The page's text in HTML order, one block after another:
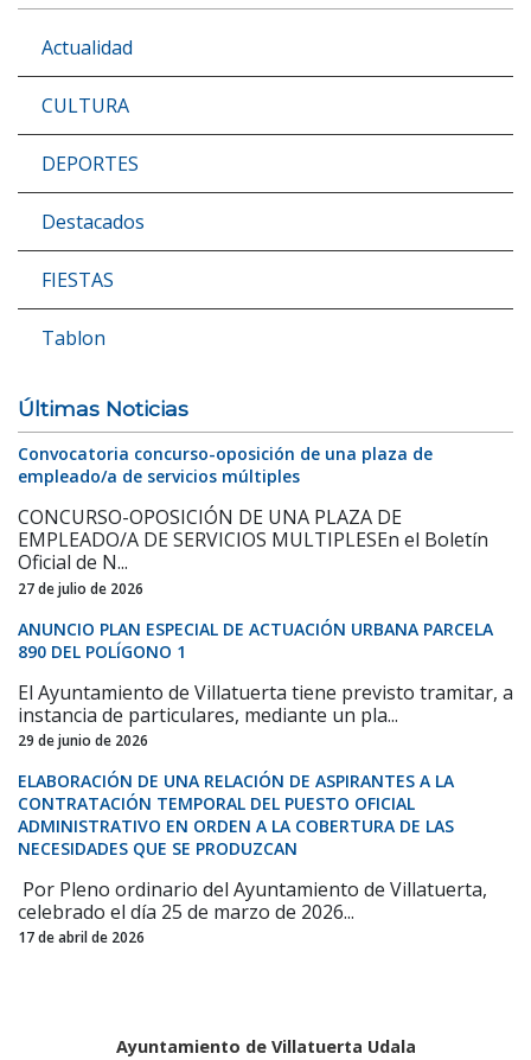
Actualidad
CULTURA
DEPORTES
Destacados
FIESTAS
Tablon
Últimas Noticias
Convocatoria concurso-oposición de una plaza de
empleado/a de servicios múltiples
CONCURSO-OPOSICIÓN DE UNA PLAZA DE
EMPLEADO/A DE SERVICIOS MULTIPLESEn el Boletín
Oficial de N...
27 de julio de 2026
ANUNCIO PLAN ESPECIAL DE ACTUACIÓN URBANA PARCELA
890 DEL POLÍGONO 1
El Ayuntamiento de Villatuerta tiene previsto tramitar, a
instancia de particulares, mediante un pla...
29 de junio de 2026
ELABORACIÓN DE UNA RELACIÓN DE ASPIRANTES A LA
CONTRATACIÓN TEMPORAL DEL PUESTO OFICIAL
ADMINISTRATIVO EN ORDEN A LA COBERTURA DE LAS
NECESIDADES QUE SE PRODUZCAN
Por Pleno ordinario del Ayuntamiento de Villatuerta,
celebrado el día 25 de marzo de 2026...
17 de abril de 2026
Ayuntamiento de Villatuerta Udala